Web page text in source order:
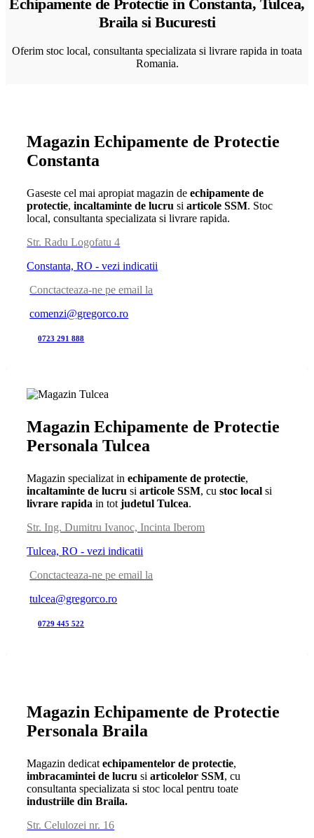
Echipamente de Protectie in Constanta, Tulcea,
Braila si Bucuresti
Oferim stoc local, consultanta specializata si livrare rapida in toata
Romania.
Magazin Echipamente de Protectie
Constanta
Gaseste cel mai apropiat magazin deechipamente de
protectie,incaltaminte de lucru siarticole SSM. Stoc
local, consultanta specializata si livrare rapida.
Str. Radu Logofatu 4
Constanta, RO - vezi indicatii
Conctacteaza-ne pe email la
comenzi@gregorco.ro
0723 291 888
Magazin Echipamente de Protectie
Personala Tulcea
Magazin specializat inechipamente de protectie,
incaltaminte de lucru siarticole SSM, cu stoc local si
livrare rapida in totjudetul Tulcea.
Str. Ing. Dumitru Ivanoc, Incinta Iberom
Tulcea, RO - vezi indicatii
Conctacteaza-ne pe email la
tulcea@gregorco.ro
0729 445 522
Magazin Echipamente de Protectie
Personala Braila
Magazin dedicatechipamentelor de protectie,
imbracamintei de lucru siarticolelor SSM, cu
consultanta specializata si stoc local pentru toate
industriile din Braila.
Str. Celulozei nr. 16